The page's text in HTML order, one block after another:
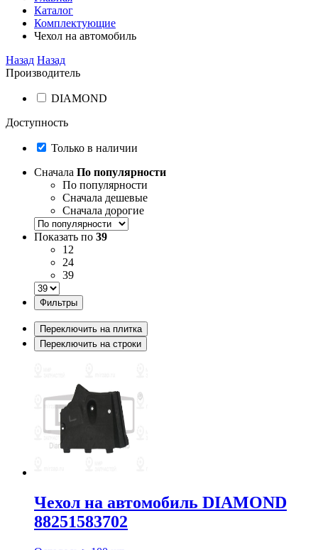
Каталог
Комплектующие
Чехол на автомобиль
Назад Назад
Производитель
DIAMOND
Доступность
Только в наличии
Сначала По популярности
По популярности
Сначала дешевые
Сначала дорогие
Показать по 39
12
24
39
Фильтры
Переключить на плитка
Переключить на строки
Чехол на автомобиль DIAMOND
88251583702